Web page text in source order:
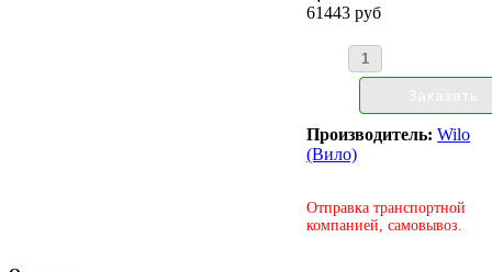
61443 руб
Производитель:Wilo
(Вило)
Отправка транспортной
компанией, самовывоз.